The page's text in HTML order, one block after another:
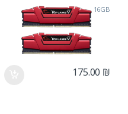
16GB
175.00 ₪